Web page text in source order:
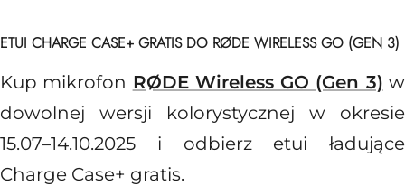
ETUI CHARGE CASE+ GRATIS DO RØDE WIRELESS GO (GEN 3)
Kup mikrofon RØDE Wireless GO (Gen 3) w
dowolnej wersji kolorystycznej w okresie
15.07–14.10.2025 i odbierz etui ładujące
Charge Case+ gratis.